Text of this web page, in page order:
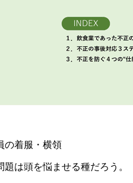
の着服・横領
は頭を悩ませる種だろう。